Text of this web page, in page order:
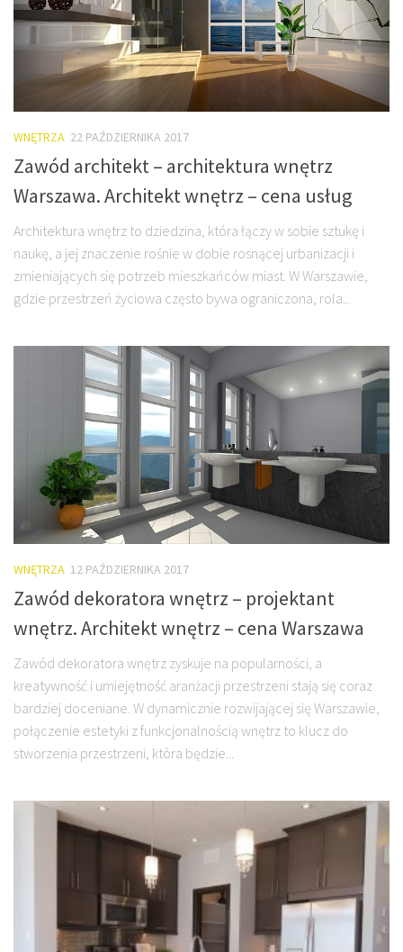
WNĘTRZA 22 PAŹDZIERNIKA 2017
Zawód architekt – architektura wnętrz
Warszawa. Architekt wnętrz – cena usług
Architektura wnętrz to dziedzina, która łączy w sobie sztukę i
naukę, a jej znaczenie rośnie w dobie rosnącej urbanizacji i
zmieniających się potrzeb mieszkańców miast. W Warszawie,
gdzie przestrzeń życiowa często bywa ograniczona, rola...
WNĘTRZA 12 PAŹDZIERNIKA 2017
Zawód dekoratora wnętrz – projektant
wnętrz. Architekt wnętrz – cena Warszawa
Zawód dekoratora wnętrz zyskuje na popularności, a
kreatywność i umiejętność aranżacji przestrzeni stają się coraz
bardziej doceniane. W dynamicznie rozwijającej się Warszawie,
połączenie estetyki z funkcjonalnością wnętrz to klucz do
stworzenia przestrzeni, która będzie...